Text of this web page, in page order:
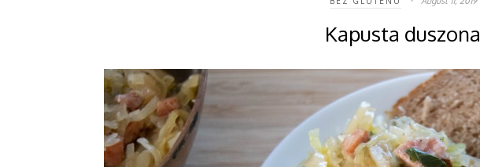
Kapusta duszona